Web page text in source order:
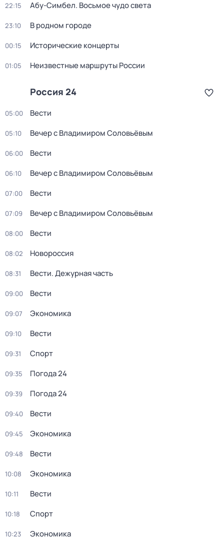
22:15 Абу-Симбел. Восьмое чудо света
23:10 В родном городе
00:15 Исторические концерты
01:05 Неизвестные маршруты России
Россия 24
05:00 Вести
05:10 Вечер с Владимиром Соловьёвым
06:00 Вести
06:10 Вечер с Владимиром Соловьёвым
07:00 Вести
07:09 Вечер с Владимиром Соловьёвым
08:00 Вести
08:02 Новороссия
08:31 Вести. Дежурная часть
09:00 Вести
09:07 Экономика
09:10 Вести
09:31 Спорт
09:35 Погода 24
09:39 Погода 24
09:40 Вести
09:45 Экономика
09:48 Вести
10:08 Экономика
10:11 Вести
10:18 Спорт
10:23 Экономика